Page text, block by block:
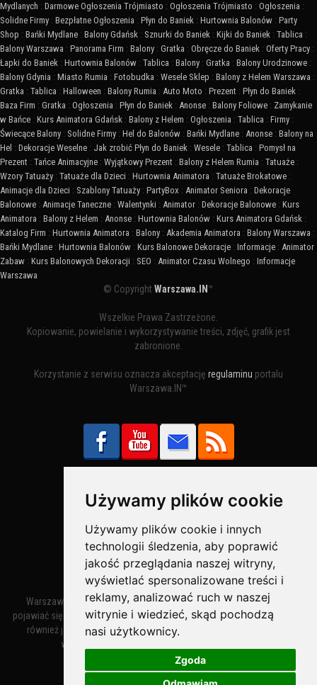
Używamy plików cookie
Używamy plików cookie i innych
technologii śledzenia, aby poprawić
jakość przeglądania naszej witryny,
wyświetlać spersonalizowane treści i
reklamy, analizować ruch w naszej
witrynie i wiedzieć, skąd pochodzą
nasi użytkownicy.
Zgoda
Mydlanych : Darmowe Ogłoszenia Trójmiasto : Ogłoszenia Trójmiasto : Ogłoszenia :
Solidne Firmy : Bezpłatne Ogłoszenia : Płyn do Baniek : Hurtownia Balonów : Party
Shop : Bańki Mydlane : Balony Gdańsk : Sznurki do Baniek : Kijki do Baniek : Tablica :
Balony Warszawa : Panorama Firm : Balony : Gratka : Obręcze do Baniek : Oferty Pracy :
Łapki do Baniek : Hurtownia Balonów : Tablica : Balony : Gratka : Balony Urodzinowe :
Balony Gdynia : Miasto Rumia : Fotobudka : Wesele Sklep : Balony z Helem Warszawa :
Gratka : Tablica : Halloween : Balony Rumia : Auto Moto : Prezent : Płyn do Baniek :
Baza Firm : Gratka : Ogłoszenia : Płyn do Baniek : Anonse : Balony Foliowe : Zamykanie
w Bańce : Kurs Animatora Gdańsk : Balony z Helem : Ogłoszenia : Tablica : Firmy :
Świecące Balony : Solidne Firmy : Hel do Balonów : Bańki Mydlane : Anonse : Balony na
Hel : Dekoracje Weselne : Jak zrobić Płyn do Baniek : Wesele : Tablica : Pomysł na
Prezent : Tańce Animacyjne : Wyjątkowy Prezent : Balony z Helem Rumia : Tatuaże :
Wzory Tatuaży : Tatuaże dla Dzieci : Hurtownia Animatora : Tatuaże Brokatowe :
Animacje dla Dzieci : Szablony Tatuaży : PartyBox : Animator Seniora : Dekoracje
Balonowe : Animacje Taneczne : Walentynki : Animator : Dekoracje Balonowe : Kurs
Animatora : Balony z Helem : Anonse : Hurtownia Balonów : Kurs Animatora Gdańsk :
Katalog Firm : Hurtownia Animatora : Balony : Akademia Animatora : Balony Warszawa :
Bańki Mydlane : Hurtownia Balonów : Kurs Balonowe Dekoracje : Informacje : Animator
Zabaw : Kurs Balonowych Dekoracji : SEO : Animator Czasu Wolnego : Informacje
Warszawa
© CopyrightWarszawa.IN ™
Wszelkie Prawa Zastrzeżone.
Kopiowanie, powielanie i wykorzystywanie treści, zdjęć, grafik jest
zabronione.
Korzystanie z serwisu oznacza akceptację regulaminu portalu
Warszawa.IN™
Bezpieczne Płatności obsługuje:
Warszawa – miasto stołeczne Warszawa. Nazwa miasta zaczęła
pojawiać się w dokumentach w XIV wieku jako Warszewa, a od XV wieku
również jako Warszowa. Zmiana nazwy na Warszawa w XV wieku
wynikała z mazowieckiej wymowy dialektycznej.